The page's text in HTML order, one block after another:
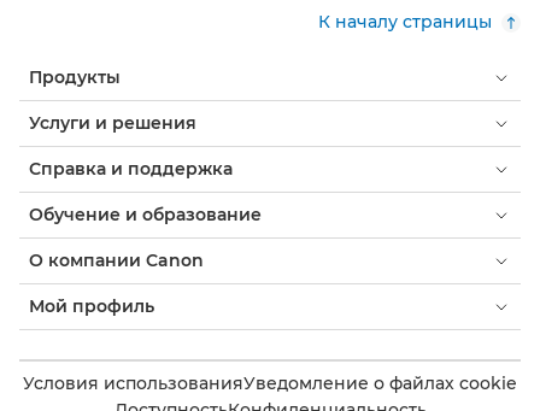
К началу страницы
Продукты
Услуги и решения
Справка и поддержка
Обучение и образование
О компании Canon
Мой профиль
Условия использованияУведомление о файлах cookie